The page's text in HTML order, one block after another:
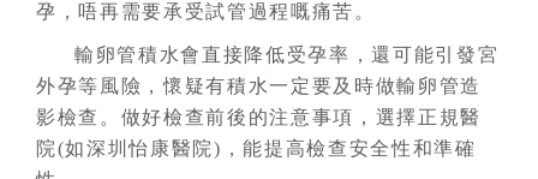
孕，唔再需要承受試管過程嘅痛苦。
輸卵管積水會直接降低受孕率，還可能引發宮
外孕等風險，懷疑有積水一定要及時做輸卵管造
影檢查。做好檢查前後的注意事項，選擇正規醫
院(如深圳怡康醫院)，能提高檢查安全性和準確